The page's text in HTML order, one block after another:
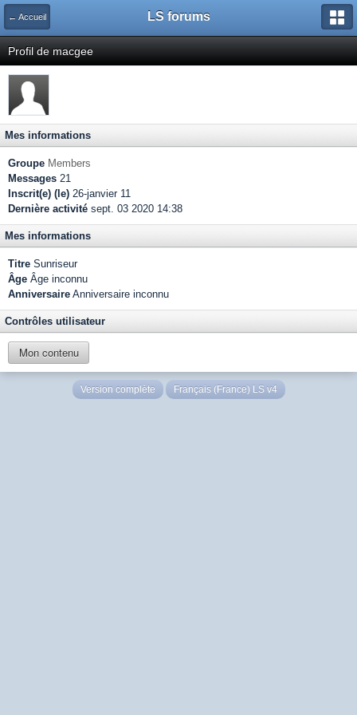
← Accueil LS forums
Profil de macgee
Mes informations
Groupe Members
Messages 21
Inscrit(e) (le) 26-janvier 11
Dernière activité sept. 03 2020 14:38
Mes informations
Titre Sunriseur
Âge Âge inconnu
Anniversaire Anniversaire inconnu
Contrôles utilisateur
Mon contenu
Version complète Français (France) LS v4